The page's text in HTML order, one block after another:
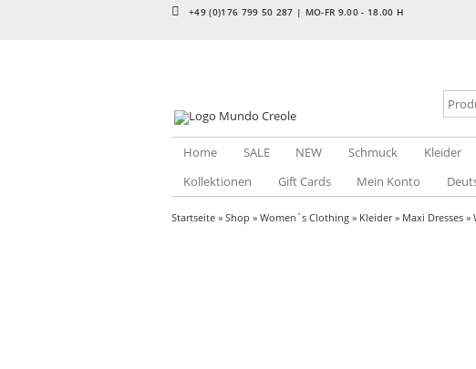
+49 (0)176 799 50 287 | MO-FR 9.00 - 18.00 H
Home SALE NEW Schmuck Kleider
Kollektionen
Gift Cards Mein Konto
Startseite » Shop » Women´s Clothing » Kleider» Maxi Dresses »